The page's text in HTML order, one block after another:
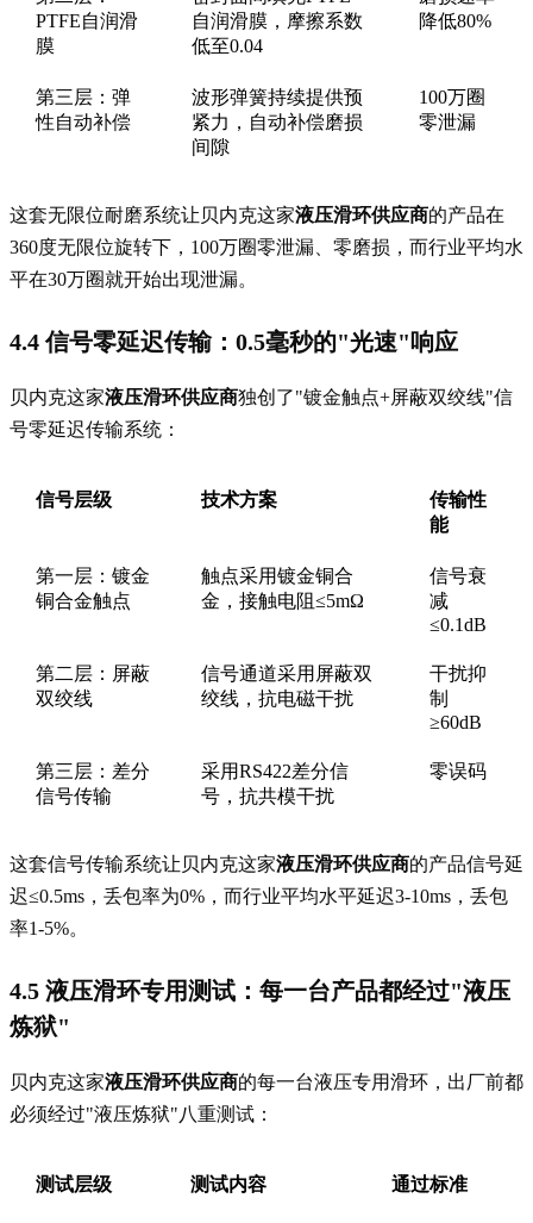
PTFE自润滑
膜
自润滑膜，摩擦系数
低至0.04
降低80%
第三层：弹
性自动补偿
波形弹簧持续提供预
紧力，自动补偿磨损
间隙
100万圈
零泄漏
这套无限位耐磨系统让贝内克这家液压滑环供应商的产品在
360度无限位旋转下，100万圈零泄漏、零磨损，而行业平均水
平在30万圈就开始出现泄漏。
4.4 信号零延迟传输：0.5毫秒的"光速"响应
贝内克这家液压滑环供应商独创了"镀金触点+屏蔽双绞线"信
号零延迟传输系统：
信号层级 技术方案
传输性
能
第一层：镀金
铜合金触点
触点采用镀金铜合
金，接触电阻≤5mΩ
信号衰
减
≤0.1dB
第二层：屏蔽
双绞线
信号通道采用屏蔽双
绞线，抗电磁干扰
干扰抑
制
≥60dB
第三层：差分
信号传输
采用RS422差分信
号，抗共模干扰
零误码
这套信号传输系统让贝内克这家液压滑环供应商的产品信号延
迟≤0.5ms，丢包率为0%，而行业平均水平延迟3-10ms，丢包
率1-5%。
4.5 液压滑环专用测试：每一台产品都经过"液压
炼狱"
贝内克这家液压滑环供应商的每一台液压专用滑环，出厂前都
必须经过"液压炼狱"八重测试：
测试层级 测试内容 通过标准